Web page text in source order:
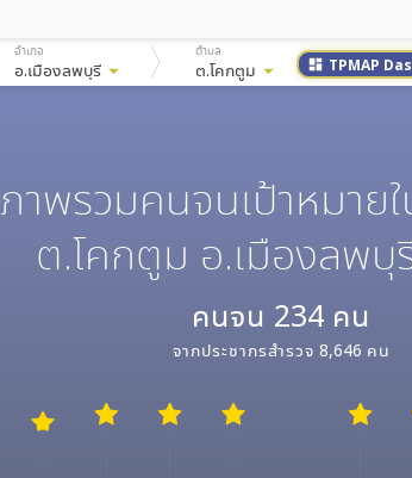
อำเภอ
อ.เมืองลพบุรี arrow_drop_down
ตำบล
ต.โคกตูม arrow_drop_down dashboard TPMAP
ภาพรวมคนจนเป้าหมาย
ต.โคกตูม อ.เมืองลพบุ
คนจน 234 คน
จากประชากรสำรวจ 8,646 คน